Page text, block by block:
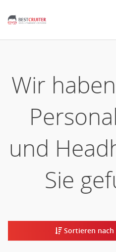
Wir
und
Sie
Sortieren nach